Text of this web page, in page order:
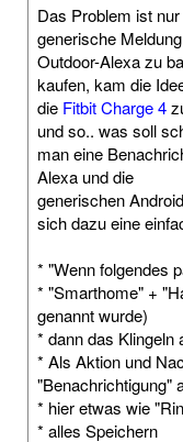
Das Problem ist
generische
Outdoor-Alexa zu
kaufen, kam die
die Fitbit Charge 4
und so.. was soll
man eine
Alexa und die
generischen
sich dazu eine
* "Wenn folgendes
* "Smarthome" +
genannt wurde)
* dann das Klingeln
* Als Aktion und
"Benachrichtigung"
* hier etwas wie
* alles Speichern